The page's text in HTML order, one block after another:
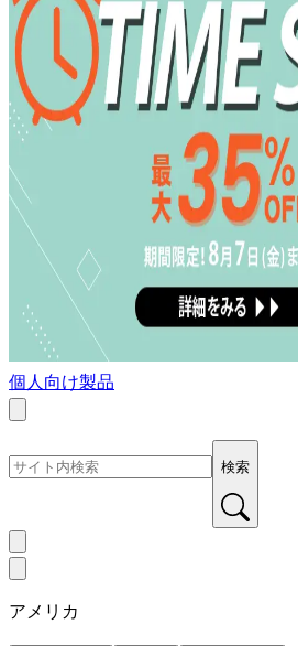
個人向け製品
検索
アメリカ